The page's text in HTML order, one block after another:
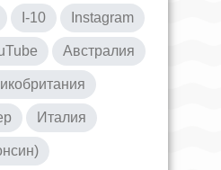
I-10 Instagram
Австралия
Италия